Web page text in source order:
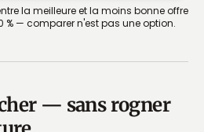
la meilleure et la moins bonne offre
— comparer n'est pas une option.
— sans rogner